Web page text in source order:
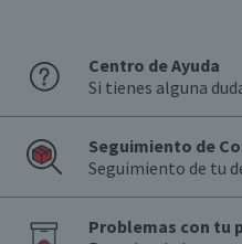
Centro de Ayuda
Si tienes alguna
Seguimiento de
Seguimiento de tu
Problemas con tu